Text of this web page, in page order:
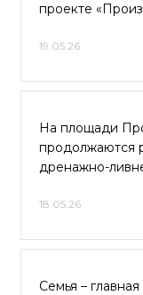
проекте
19.05.26
На площади
продолжаются
дренажно-
18.05.26
Семья –